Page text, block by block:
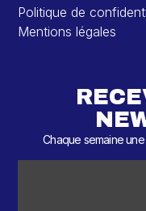
Politique de
Mentions légales
Chaque semaine